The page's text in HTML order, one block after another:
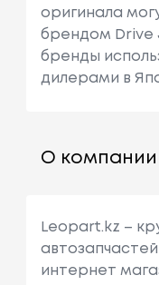
оригинала
брендом Drive
бренды
дилерами в
О компании
Leopart.kz –
интернет